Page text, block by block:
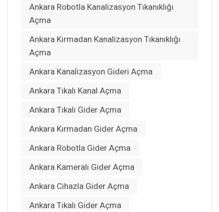
Ankara Robotla Kanalizasyon Tıkanıklığı
Açma
Ankara Kırmadan Kanalizasyon Tıkanıklığı
Açma
Ankara Kanalizasyon Gideri Açma
Ankara Tıkalı Kanal Açma
Ankara Tıkalı Gider Açma
Ankara Kırmadan Gider Açma
Ankara Robotla Gider Açma
Ankara Kameralı Gider Açma
Ankara Cihazla Gider Açma
Ankara Tıkalı Gider Açma